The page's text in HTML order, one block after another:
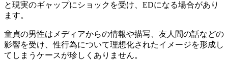
と現実のギャップにショックを受け、EDになる場合があり
ます。
童貞の男性はメディアからの情報や描写、友人間の話などの
影響を受け、性行為について理想化されたイメージを形成し
てしまうケースが珍しくありません。